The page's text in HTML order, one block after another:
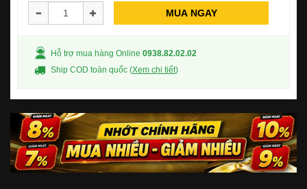
MUA NGAY
Hỗ trợ mua hàng Online 0938.82.02.02
Ship COD toàn quốc (Xem chi tiết)